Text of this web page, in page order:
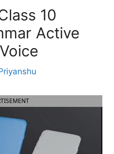
10
Active